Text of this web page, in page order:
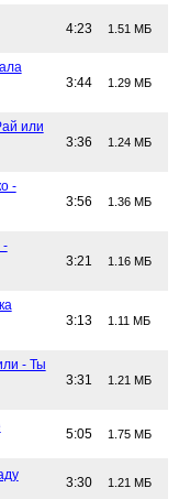
4:23 1.51 МБ
3:44 1.29 МБ
или
3:36 1.24 МБ
-
3:56 1.36 МБ
-
3:21 1.16 МБ
3:13 1.11 МБ
- Ты
3:31 1.21 МБ
5:05 1.75 МБ
3:30 1.21 МБ